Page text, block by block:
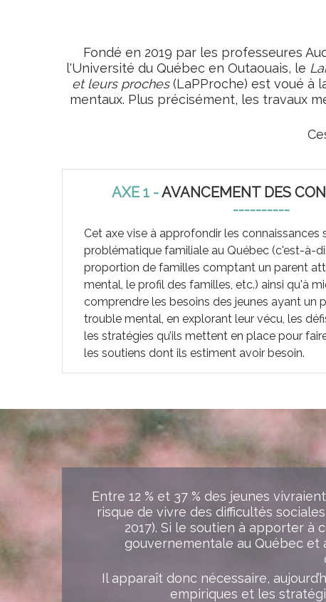
Fondé en 2019 par les professeures
l'Université du Québec en Outaouais, le
et leurs proches(LaPProche) est voué à
mentaux. Plus précisément, les travaux
AXE 1 -AVANCEMENT DES
----------
Cet axe vise à approfondir les connaissances
problématique familiale au Québec (c'est-à-
proportion de familles comptant un parent
mental, le profil des familles, etc.) ainsi qu'à
comprendre les besoins des jeunes ayant un
trouble mental, en explorant leur vécu, les
les stratégies qu’ils mettent en place pour
les soutiens dont ils estiment avoir besoin.
Entre 12 % et 37 % des jeunes
risque de vivre des difficultés
2017). Si le soutien à apporter à
gouvernementale au Québec et
Il apparaît donc nécessaire,
empiriques et les